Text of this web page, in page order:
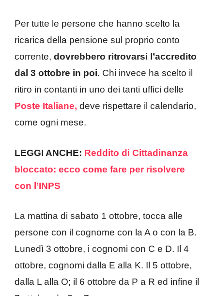
Per tutte le persone che hanno scelto la
ricarica della pensione sul proprio conto
corrente, dovrebbero ritrovarsi l’accredito
dal 3 ottobre in poi. Chi invece ha scelto il
ritiro in contanti in uno dei tanti uffici delle
Poste Italiane, deve rispettare il calendario,
come ogni mese.
LEGGI ANCHE: Reddito di Cittadinanza
bloccato: ecco come fare per risolvere
con l’INPS
La mattina di sabato 1 ottobre, tocca alle
persone con il cognome con la A o con la B.
Lunedì 3 ottobre, i cognomi con C e D. Il 4
ottobre, cognomi dalla E alla K. Il 5 ottobre,
dalla L alla O; il 6 ottobre da P a R ed infine il